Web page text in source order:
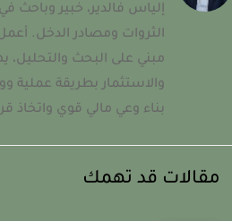
إلياس فالدير، خبير وباحث في
الثروات ومصادر الدخل.
مبني على البحث والتحليل،
والاستثمار بطريقة عملية
بناء وعي مالي قوي واتخاذ
قد تهمك